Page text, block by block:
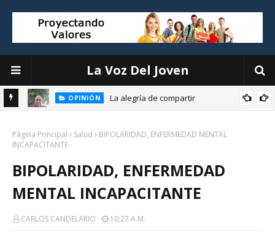
La Voz Del Joven
OPINIÓN
La alegría de compartir
Página Principal Salud
BIPOLARIDAD, ENFERMEDAD MENTAL
INCAPACITANTE
BIPOLARIDAD, ENFERMEDAD
MENTAL INCAPACITANTE
CARLOS CANDELARIO 10:27 A.m.